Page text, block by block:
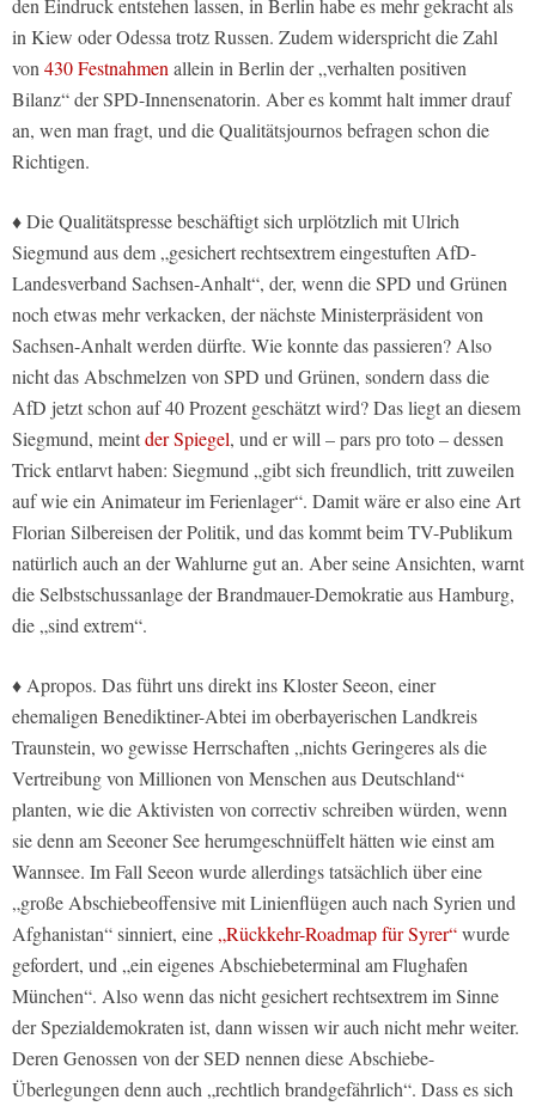
den Eindruck entstehen lassen, in Berlin habe es mehr gekracht als
in Kiew oder Odessa trotz Russen. Zudem widerspricht die Zahl
von430 Festnahmenallein in Berlin der „verhalten positiven
Bilanz“ der SPD-Innensenatorin. Aber es kommt halt immer drauf
an, wen man fragt, und die Qualitätsjournos befragen schon die
Richtigen.
♦ Die Qualitätspresse beschäftigt sich urplötzlich mit Ulrich
Siegmund aus dem „gesichert rechtsextrem eingestuften AfD-
Landesverband Sachsen-Anhalt“, der, wenn die SPD und Grünen
noch etwas mehr verkacken, der nächste Ministerpräsident von
Sachsen-Anhalt werden dürfte. Wie konnte das passieren? Also
nicht das Abschmelzen von SPD und Grünen, sondern dass die
AfD jetzt schon auf 40 Prozent geschätzt wird? Das liegt an diesem
Siegmund, meintder Spiegel, und er will – pars pro toto – dessen
Trick entlarvt haben: Siegmund „gibt sich freundlich, tritt zuweilen
auf wie ein Animateur im Ferienlager“. Damit wäre er also eine Art
Florian Silbereisen der Politik, und das kommt beim TV-Publikum
natürlich auch an der Wahlurne gut an. Aber seine Ansichten, warnt
die Selbstschussanlage der Brandmauer-Demokratie aus Hamburg,
die „sind extrem“.
♦ Apropos. Das führt uns direkt ins Kloster Seeon, einer
ehemaligen Benediktiner-Abtei im oberbayerischen Landkreis
Traunstein, wo gewisse Herrschaften „nichts Geringeres als die
Vertreibung von Millionen von Menschen aus Deutschland“
planten, wie die Aktivisten von correctiv schreiben würden, wenn
sie denn am Seeoner See herumgeschnüffelt hätten wie einst am
Wannsee. Im Fall Seeon wurde allerdings tatsächlich über eine
„große Abschiebeoffensive mit Linienflügen auch nach Syrien und
Afghanistan“ sinniert, eine„Rückkehr-Roadmap für Syrer“wurde
gefordert, und „ein eigenes Abschiebeterminal am Flughafen
München“. Also wenn das nicht gesichert rechtsextrem im Sinne
der Spezialdemokraten ist, dann wissen wir auch nicht mehr weiter.
Deren Genossen von der SED nennen diese Abschiebe-
Überlegungen denn auch „rechtlich brandgefährlich“. Dass es sich